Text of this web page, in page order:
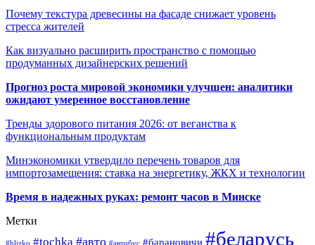
Почему текстура древесины на фасаде снижает уровень
стресса жителей
Как визуально расширить пространство с помощью
продуманных дизайнерских решений
Прогноз роста мировой экономики улучшен: аналитики
ожидают умеренное восстановление
Тренды здорового питания 2026: от веганства к
функциональным продуктам
Минэкономики утвердило перечень товаров для
импортозамещения: ставка на энергетику, ЖКХ и технологии
Время в надежных руках: ремонт часов в Минске
Метки
#blizko #tochka #авто #автобус #барановичи #беларусь